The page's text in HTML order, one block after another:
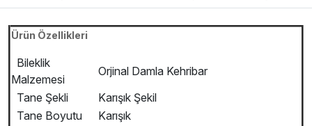
Ürün Özellikleri
Bileklik
Malzemesi
Orjinal Damla Kehribar
Tane Şekli
Karışık Şekil
Tane Boyutu
Karışık